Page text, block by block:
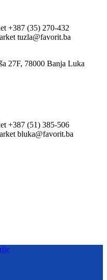
+387 (35) 270-432
tuzla@favorit.ba
27F, 78000 Banja Luka
+387 (51) 385-506
bluka@favorit.ba